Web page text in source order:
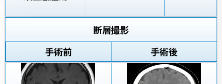
断層撮影
手術前
手術後